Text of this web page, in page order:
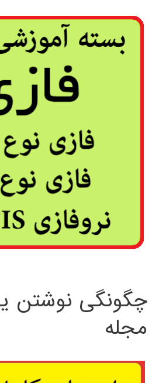
چگونگی نوشتن
مجله